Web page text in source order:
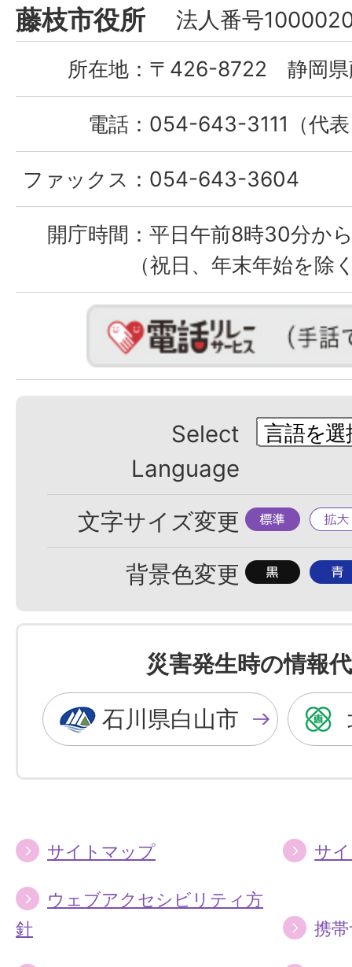
Fujieda
City
藤枝市役所 法人番号
所在地： 〒426-8722 静岡県
電話： 054-643-3111（代
ファックス： 054-643-3604
開庁時間： 平日午前8時30分か
（祝日、年末年始を除
Select
Language
文字サイズ変更 標
準
拡
大
背景色変更 背
色
を
黒
色
に
背
色
を
青
色
に
災害発生時の情報
石川県白山市
サイトマップ サ
ウェブアクセシビリティ方
針
携